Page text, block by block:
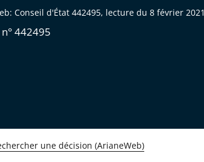
Conseil d'État 442495, lecture du 8 février 2021
442495
une décision (ArianeWeb)